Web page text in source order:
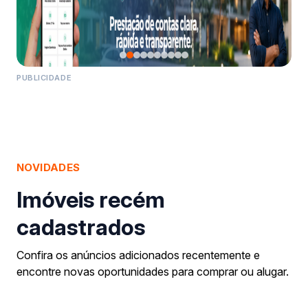
PUBLICIDADE
NOVIDADES
Imóveis recém
cadastrados
Confira os anúncios adicionados recentemente e
encontre novas oportunidades para comprar ou alugar.